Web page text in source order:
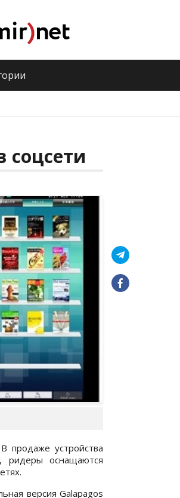
соцсети
продаже устройства
ридеры оснащаются
версия Galapagos